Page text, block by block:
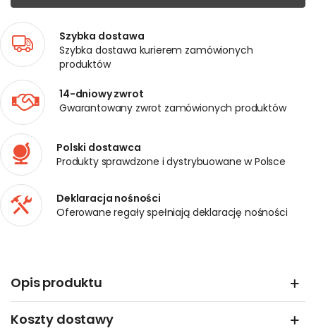
Szybka dostawa
Szybka dostawa kurierem zamówionych
produktów
14-dniowy zwrot
Gwarantowany zwrot zamówionych produktów
Polski dostawca
Produkty sprawdzone i dystrybuowane w Polsce
Deklaracja nośności
Oferowane regały spełniają deklarację nośności
Opis produktu
Koszty dostawy